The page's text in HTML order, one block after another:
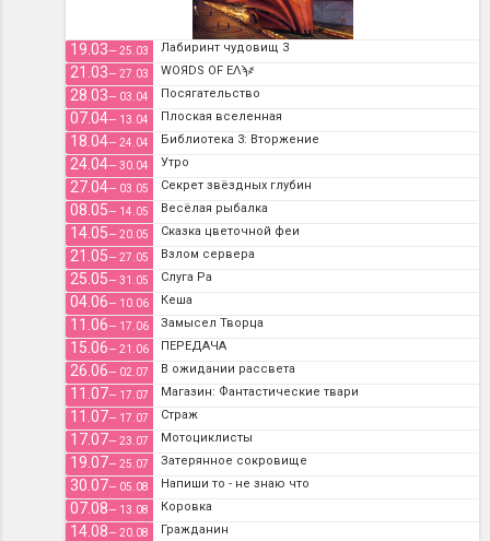
19.03— 25.03 Лабиринт чудовищ 3
21.03— 27.03 WOЯDS OF EɅϡ҂
28.03— 03.04 Посягательство
07.04— 13.04 Плоская вселенная
18.04— 24.04 Библиотека 3: Вторжение
24.04— 30.04 Утро
27.04— 03.05 Секрет звёздных глубин
08.05— 14.05 Весёлая рыбалка
14.05— 20.05 Сказка цветочной феи
21.05— 27.05 Взлом сервера
25.05— 31.05 Слуга Ра
04.06— 10.06 Кеша
11.06— 17.06 Замысел Творца
15.06— 21.06 ПЕРЕДАЧА
26.06— 02.07 В ожидании рассвета
11.07— 17.07 Магазин: Фантастические твари
11.07— 17.07 Страж
17.07— 23.07 Мотоциклисты
19.07— 25.07 Затерянное сокровище
30.07— 05.08 Напиши то - не знаю что
07.08— 13.08 Коровка
14.08— 20.08 Гражданин